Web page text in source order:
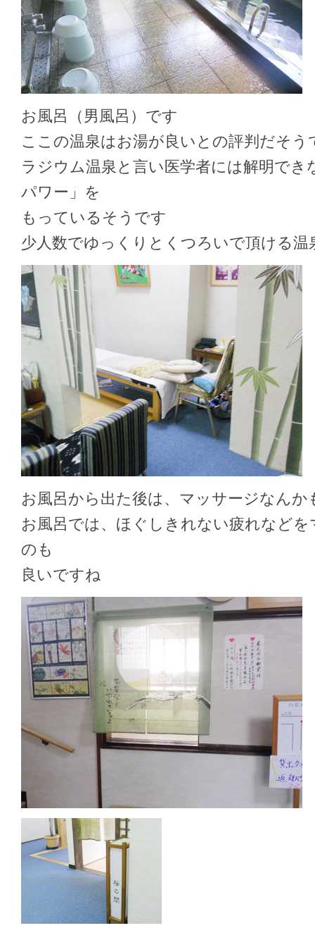
お風呂（男風呂）です
ここの温泉はお湯が良いとの評判だそう
ラジウム温泉と言い医学者には解明でき
パワー」を
もっているそうです
少人数でゆっくりとくつろいで頂ける温
お風呂から出た後は、マッサージなんか
お風呂では、ほぐしきれない疲れなど
のも
良いですね